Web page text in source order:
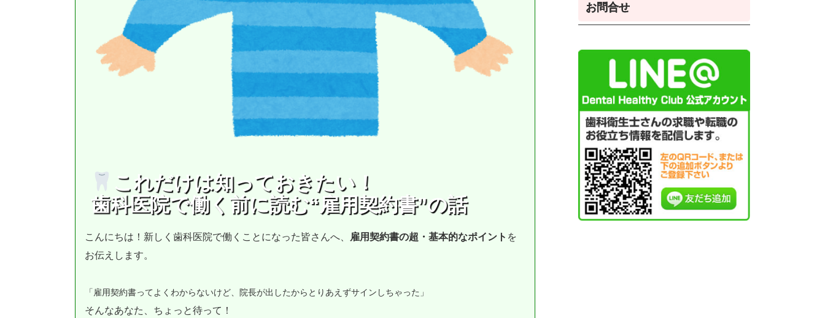
お問合せ
これだけは知っておきたい！
歯科医院で働く前に読む“雇用契約書”の話
こんにちは！新しく歯科医院で働くことになった皆さんへ、 雇用契約書の超・基本的なポイント を
お伝えします。
「雇用契約書ってよくわからないけど、院長が出したからとりあえずサインしちゃった」
そんなあなた、ちょっと待って！